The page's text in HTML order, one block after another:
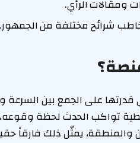
ومقالات الرأي.
شرائح مختلفة من الجمهور.
على الجمع بين السرعة
تواكب الحدث لحظة
والمنطقة، يمثّل ذلك فارقاً